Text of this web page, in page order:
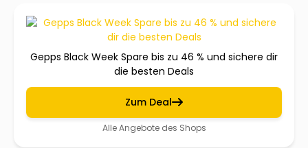
Gepps Black Week Spare bis zu 46 % und sichere dir
die besten Deals
Zum Deal
Alle Angebote des Shops